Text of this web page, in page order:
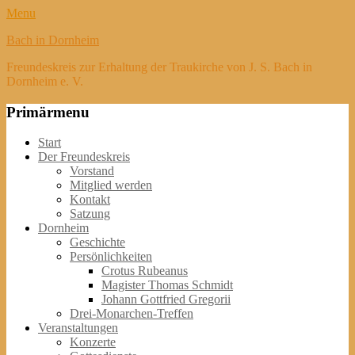
Menu
Bach in Dornheim
Freundeskreis zur Erhaltung der Traukirche von J. S. Bach in
Dornheim e. V.
Primärmenu
Weiter
zum
Start
Der Freundeskreis
Vorstand
Mitglied werden
Kontakt
Satzung
Dornheim
Geschichte
Persönlichkeiten
Crotus Rubeanus
Magister Thomas Schmidt
Johann Gottfried Gregorii
Drei-Monarchen-Treffen
Veranstaltungen
Konzerte